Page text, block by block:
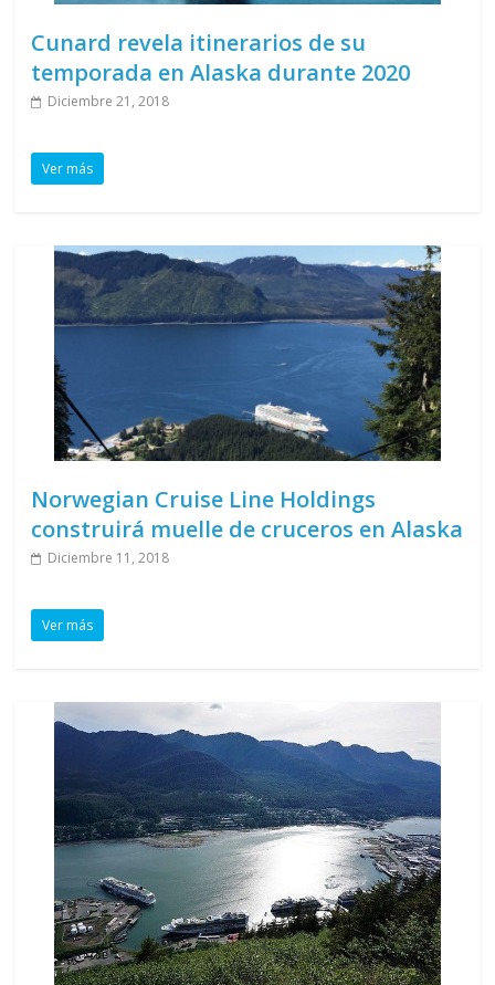
Cunard revela itinerarios de su
temporada en Alaska durante 2020
Diciembre 21, 2018
Ver más
Norwegian Cruise Line Holdings
construirá muelle de cruceros en Alaska
Diciembre 11, 2018
Ver más